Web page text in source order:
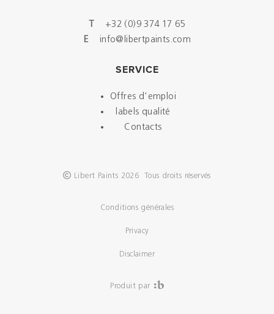
+32 (0)9 374 17 65
E info@libertpaints.com
SERVICE
Offres d'emploi
labels qualité
Contacts
Libert Paints 2026 Tous droits réservés
Conditions générales
Privacy
Disclaimer
Produit par